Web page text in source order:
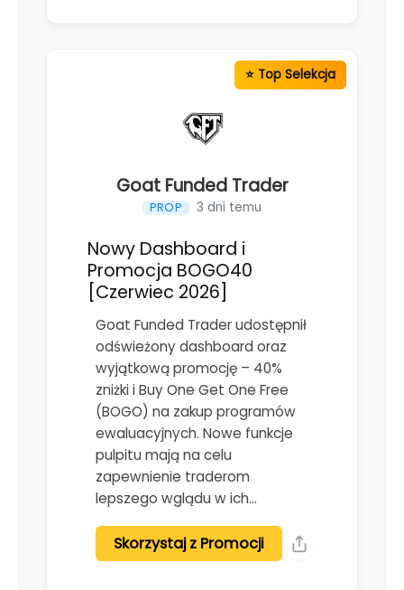
Goat Funded Trader
PROP 3 dni temu
Nowy Dashboard i
Promocja BOGO40
[Czerwiec 2026]
Goat Funded Trader udostępnił
odświeżony dashboard oraz
wyjątkową promocję – 40%
zniżki i Buy One Get One Free
(BOGO) na zakup programów
ewaluacyjnych. Nowe funkcje
pulpitu mają na celu
zapewnienie traderom
lepszego wglądu w ich…
Skorzystaj z Promocji